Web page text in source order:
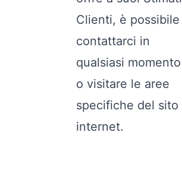
Clienti, è possibile
contattarci in
qualsiasi momento
o visitare le aree
specifiche del sito
internet.